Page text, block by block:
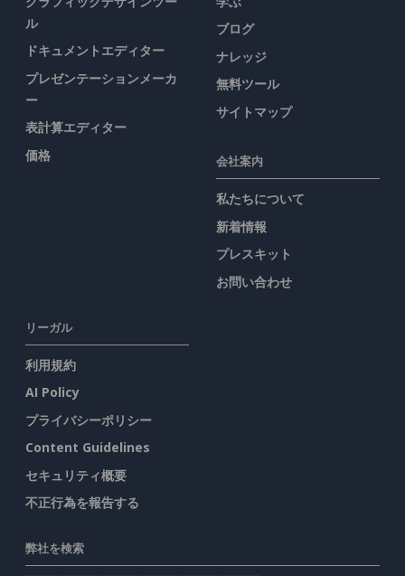
ル
ドキュメントエディター
プレゼンテーションメーカ
ー
表計算エディター
価格
ブログ
ナレッジ
無料ツール
サイトマップ
会社案内
私たちについて
新着情報
プレスキット
お問い合わせ
リーガル
利用規約
AI Policy
プライバシーポリシー
Content Guidelines
セキュリティ概要
不正行為を報告する
弊社を検索